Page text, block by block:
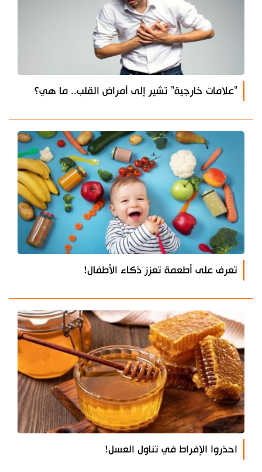
"علامات خارجية" تشير إلى أمراض القلب.. ما هي؟
تعرف على أطعمة تعزز ذكاء الأطفال!
احذروا الإفراط في تناول العسل!